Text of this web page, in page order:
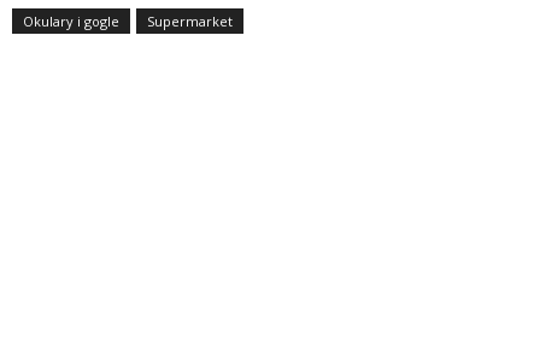
Okulary i gogle Supermarket